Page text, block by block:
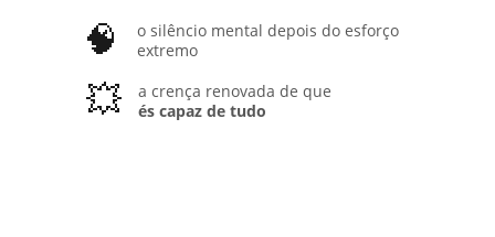
🧠
o silêncio mental depois do esforço
extremo
💥
a crença renovada de que
és capaz de tudo